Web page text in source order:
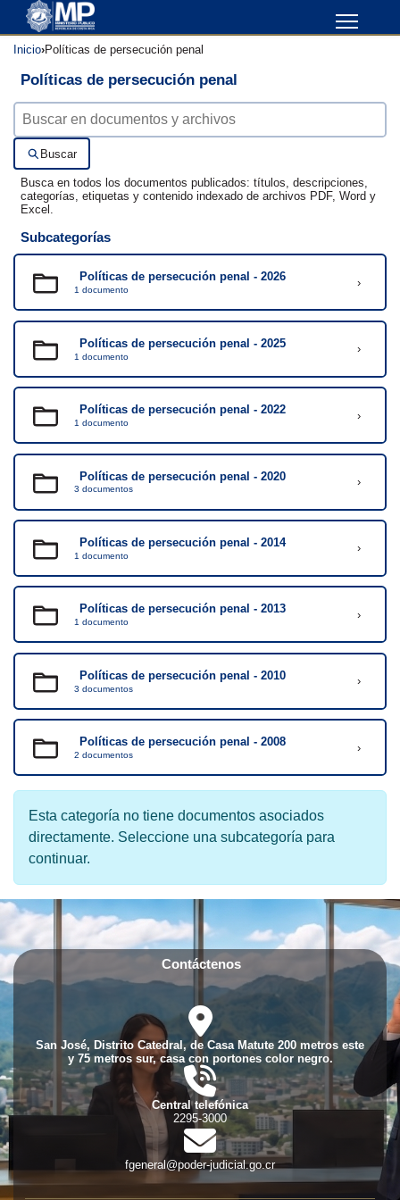
Inicio Políticas de persecución penal
Políticas de persecución penal
Buscar documentos
Buscar
Busca en todos los documentos publicados: títulos, descripciones,
categorías, etiquetas y contenido indexado de archivos PDF, Word y
Excel.
Subcategorías
Políticas de persecución penal - 2026
1 documento
›
Políticas de persecución penal - 2025
1 documento
›
Políticas de persecución penal - 2022
1 documento
›
Políticas de persecución penal - 2020
3 documentos
›
Políticas de persecución penal - 2014
1 documento
›
Políticas de persecución penal - 2013
1 documento
›
Políticas de persecución penal - 2010
3 documentos
›
Políticas de persecución penal - 2008
2 documentos
›
Esta categoría no tiene documentos asociados
directamente. Seleccione una subcategoría para
continuar.
Contáctenos
fas
fa-
location-
dot
San José, Distrito Catedral, de Casa Matute 200 metros este
y 75 metros sur, casa con portones color negro.
fas
fa-
phone-
volume
Central telefónica
2295-3000
fas
fa-
envelope
fgeneral@poder-judicial.go.cr